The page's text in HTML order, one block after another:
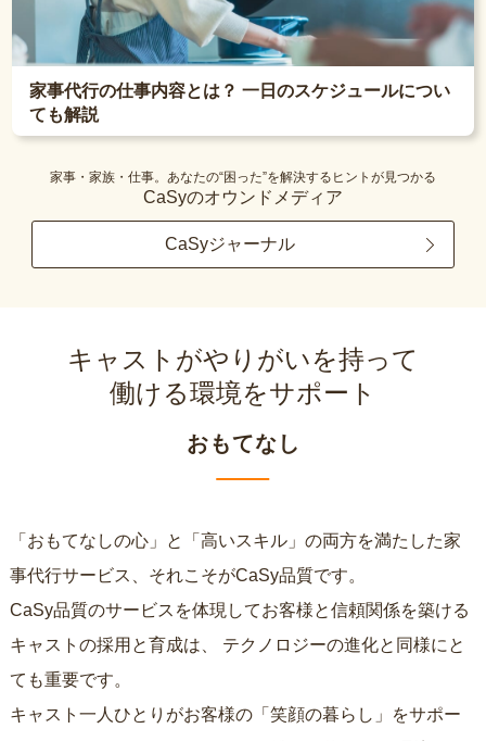
家事代行の仕事内容とは？ 一日のスケジュールについ
ても解説
家事・家族・仕事。あなたの“困った”を解決するヒントが見つかる
CaSyのオウンドメディア
CaSyジャーナル
キャストがやりがいを持って
働ける環境をサポート
おもてなし
「おもてなしの心」と「高いスキル」の両方を満たした家
事代行サービス、それこそがCaSy品質です。
CaSy品質のサービスを体現してお客様と信頼関係を築ける
キャストの採用と育成は、
ても重要です。
キャスト一人ひとりがお客様の「笑顔の暮らし」をサポー